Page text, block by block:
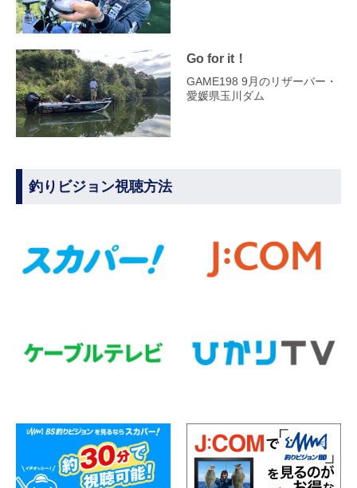
Go for it！
GAME198 9月のリザーバー・
愛媛県玉川ダム
釣りビジョン視聴方法